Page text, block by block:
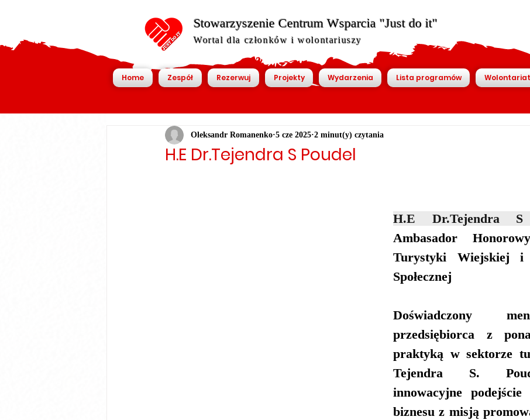
Stowarzyszenie Centrum Wsparcia "Just do it"
Wortal dla członków i wolontariuszy
Home Zespół Rezerwuj Projekty Wydarzenia Lista programów Wolontariat
H.E Dr.Tejendra S Poudel
Oleksandr Romanenko 5 cze 2025 2 minut(y) czytania
Ambasador
Turystyki Wiejskiej i
Społecznej
Doświadczony
przedsiębiorca z
Tejendra S.
innowacyjne
biznesu z misją